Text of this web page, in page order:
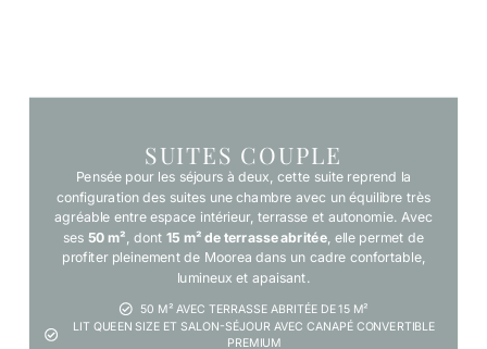
SUITES COUPLE
Pensée pour les séjours à deux, cette suite reprend la
configuration des suites une chambre avec un équilibre très
agréable entre espace intérieur, terrasse et autonomie. Avec
ses 50 m² , dont 15 m² de terrasse abritée, elle permet de
profiter pleinement de Moorea dans un cadre confortable,
lumineux et apaisant.
50 M² AVEC TERRASSE ABRITÉE DE 15 M²
LIT QUEEN SIZE ET SALON-SÉJOUR AVEC CANAPÉ CONVERTIBLE
PREMIUM